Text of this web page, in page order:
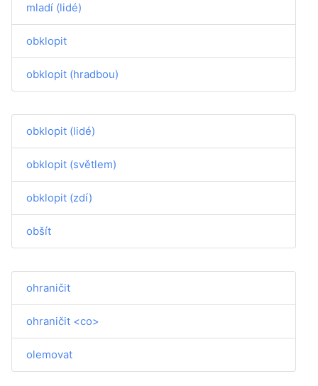
mladí (lidé)
obklopit
obklopit (hradbou)
obklopit (lidé)
obklopit (světlem)
obklopit (zdí)
obšít
ohraničit
ohraničit <co>
olemovat